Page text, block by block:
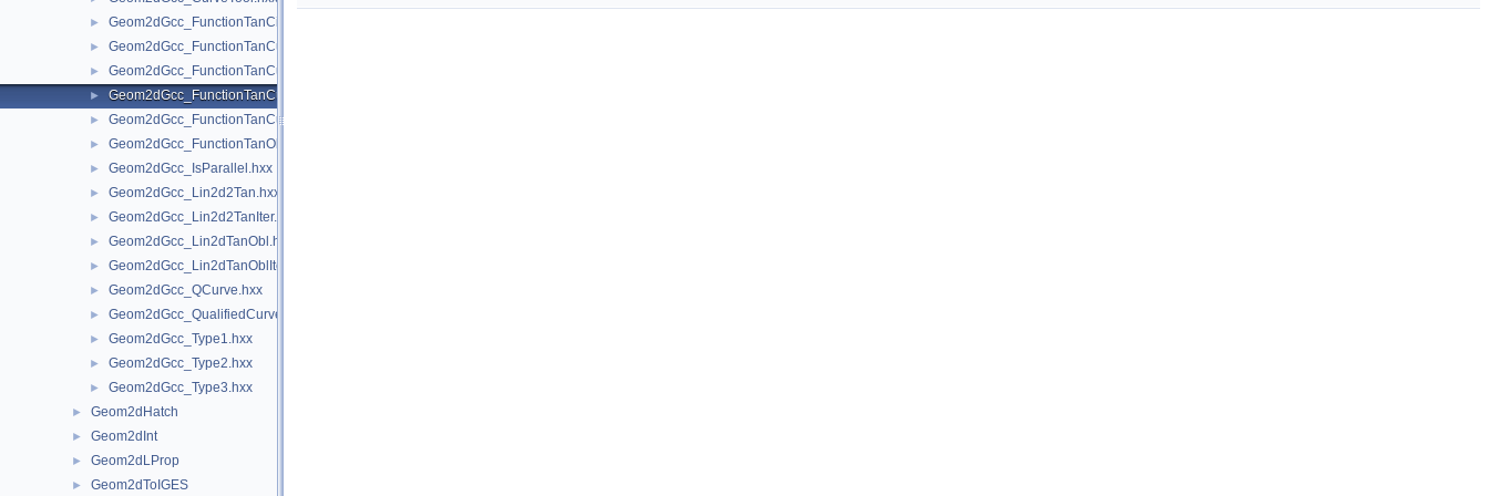
► Geom2dGcc_FunctionTanCirCu.hxx
► Geom2dGcc_FunctionTanCuCu.hxx
► Geom2dGcc_FunctionTanCuCuCu.hxx
► Geom2dGcc_FunctionTanCuCuOnCu.hxx
► Geom2dGcc_FunctionTanCuPnt.hxx
► Geom2dGcc_FunctionTanObl.hxx
► Geom2dGcc_IsParallel.hxx
► Geom2dGcc_Lin2d2Tan.hxx
► Geom2dGcc_Lin2d2TanIter.hxx
► Geom2dGcc_Lin2dTanObl.hxx
► Geom2dGcc_Lin2dTanOblIter.hxx
► Geom2dGcc_QCurve.hxx
► Geom2dGcc_QualifiedCurve.hxx
► Geom2dGcc_Type1.hxx
► Geom2dGcc_Type2.hxx
► Geom2dGcc_Type3.hxx
► Geom2dHatch
► Geom2dInt
► Geom2dLProp
► Geom2dToIGES